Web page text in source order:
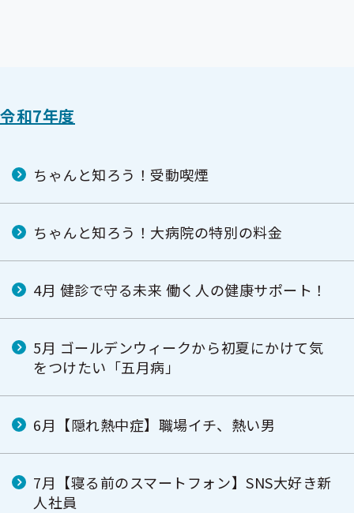
令和7年度
ちゃんと知ろう！受動喫煙
ちゃんと知ろう！大病院の特別の料金
4月 健診で守る未来 働く人の健康サポート！
5月 ゴールデンウィークから初夏にかけて気
をつけたい「五月病」
6月【隠れ熱中症】職場イチ、熱い男
7月【寝る前のスマートフォン】SNS大好き新
人社員